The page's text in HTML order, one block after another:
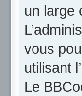
un large
vous
utilisant
Le